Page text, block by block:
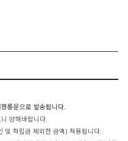
통운으로 발송됩니다.
양해바랍니다.
적립금 제외한 금액) 적용됩니다.